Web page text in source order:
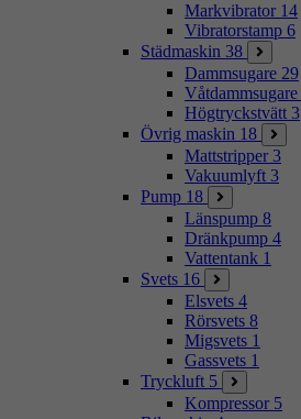
Markvibrator 14
Vibratorstamp 6
Städmaskin 38
Dammsugare 29
Våtdammsugare
Högtryckstvätt 3
Övrig maskin 18
Mattstripper 3
Vakuumlyft 3
Pump 18
Länspump 8
Dränkpump 4
Vattentank 1
Svets 16
Elsvets 4
Rörsvets 8
Migsvets 1
Gassvets 1
Tryckluft 5
Kompressor 5